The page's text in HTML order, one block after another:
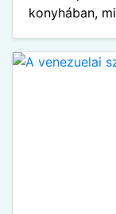
konyhában,